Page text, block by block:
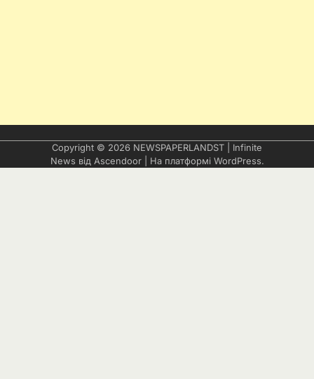
Copyright © 2026 NEWSPAPERLANDST | Infinite
News від Ascendoor| На платформі WordPress.